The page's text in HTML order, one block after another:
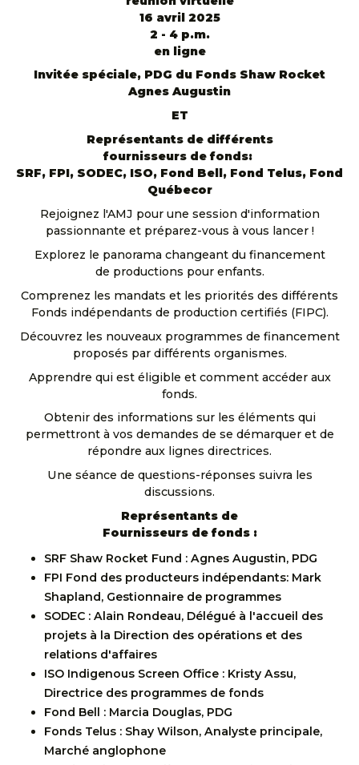
16 avril 2025
2 - 4 p.m.
en ligne
Invitée spéciale, PDG du Fonds Shaw Rocket
Agnes Augustin
ET
Représentants de différents
fournisseurs de fonds:
SRF, FPI, SODEC, ISO, Fond Bell, Fond Telus, Fond
Québecor
Rejoignez l'AMJ pour une session d'information
passionnante et préparez-vous à vous lancer !
Explorez le panorama changeant du financement
de productions pour enfants.
Comprenez les mandats et les priorités des différents
Fonds indépendants de production certifiés (FIPC).
Découvrez les nouveaux programmes de financement
proposés par différents organismes.
Apprendre qui est éligible et comment accéder aux
fonds.
Obtenir des informations sur les éléments qui
permettront à vos demandes de se démarquer et de
répondre aux lignes directrices.
Une séance de questions-réponses suivra les
discussions.
Représentants de
Fournisseurs de fonds :
SRF Shaw Rocket Fund : Agnes Augustin, PDG
FPI Fond des producteurs indépendants: Mark
Shapland, Gestionnaire de programmes
SODEC : Alain Rondeau, Délégué à l'accueil des
projets à la Direction des opérations et des
relations d'affaires
ISO Indigenous Screen Office : Kristy Assu,
Directrice des programmes de fonds
Fond Bell : Marcia Douglas, PDG
Fonds Telus : Shay Wilson, Analyste principale,
Marché anglophone